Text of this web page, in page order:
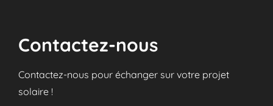
Contactez-nous
Contactez-nous pour échanger sur votre projet
solaire !